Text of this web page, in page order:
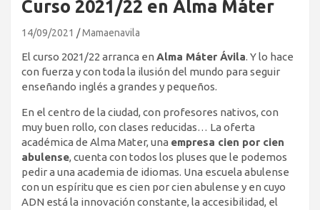
Curso 2021/22 en Alma Máter
14/09/2021 Mamaenavila
El curso 2021/22 arranca en Alma Máter Ávila. Y lo hace
con fuerza y con toda la ilusión del mundo para seguir
enseñando inglés a grandes y pequeños.
En el centro de la ciudad, con profesores nativos, con
muy buen rollo, con clases reducidas… La oferta
académica de Alma Mater, una empresa cien por cien
abulense, cuenta con todos los pluses que le podemos
pedir a una academia de idiomas. Una escuela abulense
con un espíritu que es cien por cien abulense y en cuyo
ADN está la innovación constante, la accesibilidad, el